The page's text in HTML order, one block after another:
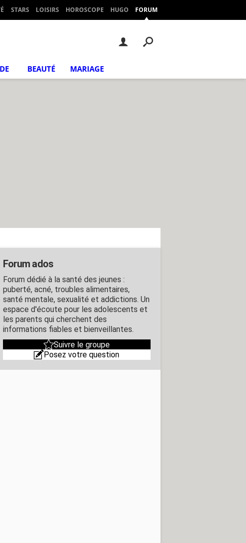
STARS LOISIRS HOROSCOPE HUGO FORUM
BEAUTÉ MARIAGE
Forum ados
Forum dédié à la santé des jeunes :
puberté, acné, troubles alimentaires,
santé mentale, sexualité et addictions. Un
espace d'écoute pour les adolescents et
les parents qui cherchent des
informations fiables et bienveillantes.
Suivre le groupe
Posez votre question